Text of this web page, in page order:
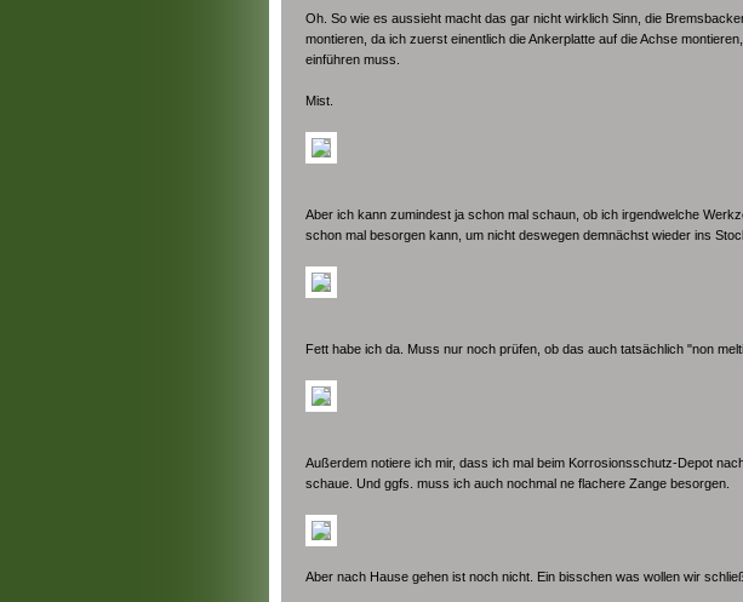
Oh. So wie es aussieht macht das gar nicht wirklich Sinn, die
montieren, da ich zuerst einentlich die Ankerplatte auf die Achse
einführen muss.
Mist.
Aber ich kann zumindest ja schon mal schaun, ob ich irgendwelche
schon mal besorgen kann, um nicht deswegen demnächst wieder ins
Fett habe ich da. Muss nur noch prüfen, ob das auch tatsächlich "non
Außerdem notiere ich mir, dass ich mal beim Korrosionsschutz-Depot
schaue. Und ggfs. muss ich auch nochmal ne flachere Zange besorgen.
Aber nach Hause gehen ist noch nicht. Ein bisschen was wollen wir